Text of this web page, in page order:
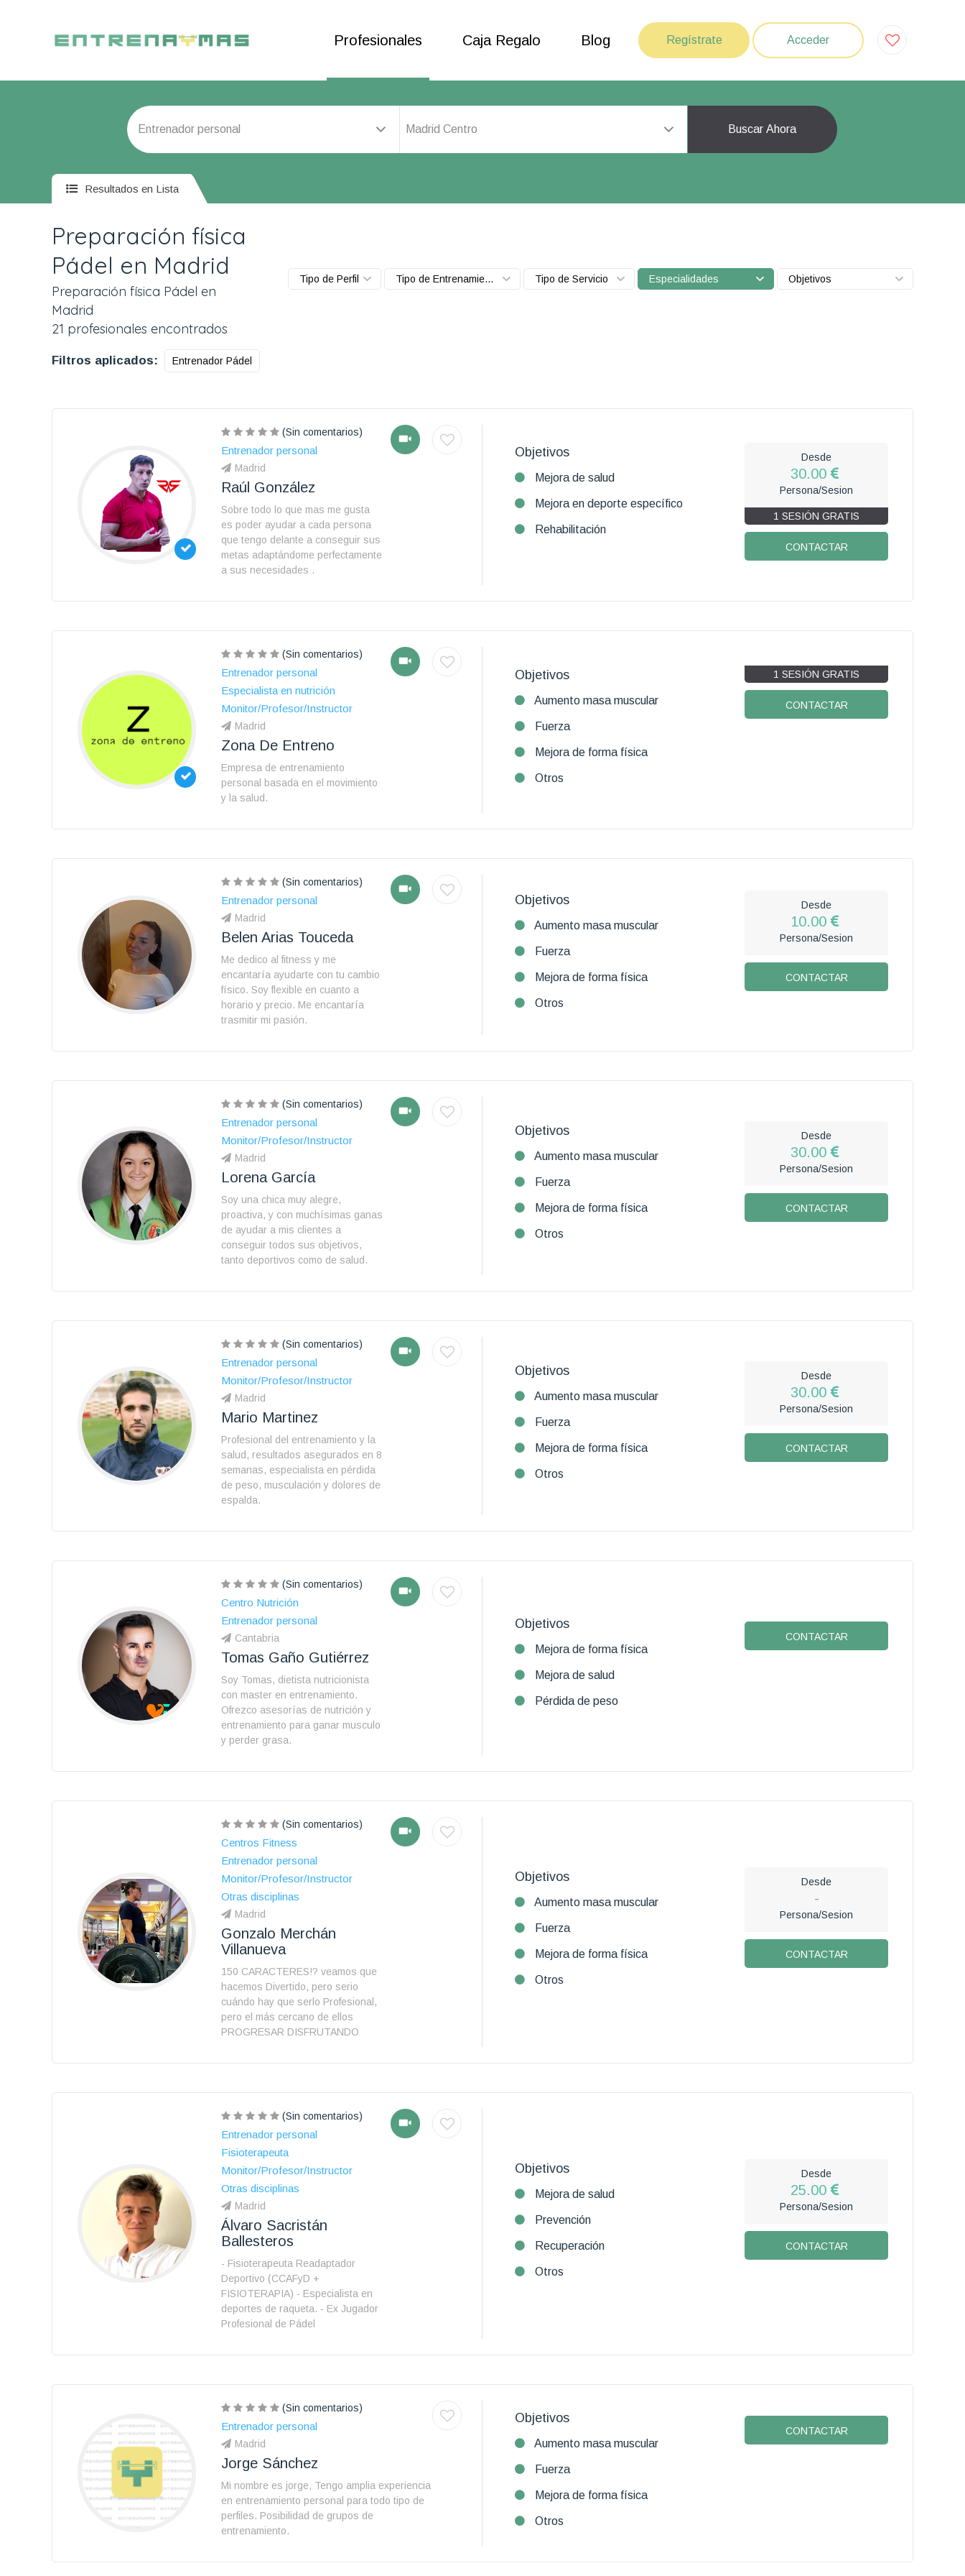
Profesionales Caja Regalo Blog Regístrate Acceder
Madrid Centro Buscar Ahora
Resultados en Lista
Preparación física
Pádel en Madrid
Preparación física Pádel en
Madrid
21 profesionales encontrados
Tipo de Perfil Tipo de Entrenamiento Tipo de Servicio Especialidades Objetivos
Filtros aplicados: Entrenador Pádel
(Sin comentarios)
Entrenador personal
Madrid
Raúl González
Sobre todo lo que mas me gusta
es poder ayudar a cada persona
que tengo delante a conseguir sus
metas adaptándome perfectamente
a sus necesidades .
Objetivos
Mejora de salud
Mejora en deporte específico
Rehabilitación
Desde
30.00
Persona/Sesion
1 SESIÓN GRATIS
CONTACTAR
(Sin comentarios)
Entrenador personal
Especialista en nutrición
Monitor/Profesor/Instructor
Madrid
Zona De Entreno
Empresa de entrenamiento
personal basada en el movimiento
y la salud.
Objetivos
Aumento masa muscular
Fuerza
Mejora de forma física
Otros
1 SESIÓN GRATIS
CONTACTAR
(Sin comentarios)
Entrenador personal
Madrid
Belen Arias Touceda
Me dedico al fitness y me
encantaría ayudarte con tu cambio
físico. Soy flexible en cuanto a
horario y precio. Me encantaría
trasmitir mi pasión.
Objetivos
Aumento masa muscular
Fuerza
Mejora de forma física
Otros
Desde
10.00
Persona/Sesion
CONTACTAR
(Sin comentarios)
Entrenador personal
Monitor/Profesor/Instructor
Madrid
Lorena García
Soy una chica muy alegre,
proactiva, y con muchísimas ganas
de ayudar a mis clientes a
conseguir todos sus objetivos,
tanto deportivos como de salud.
Objetivos
Aumento masa muscular
Fuerza
Mejora de forma física
Otros
Desde
30.00
Persona/Sesion
CONTACTAR
(Sin comentarios)
Entrenador personal
Monitor/Profesor/Instructor
Madrid
Mario Martinez
Profesional del entrenamiento y la
salud, resultados asegurados en 8
semanas, especialista en pérdida
de peso, musculación y dolores de
espalda.
Objetivos
Aumento masa muscular
Fuerza
Mejora de forma física
Otros
Desde
30.00
Persona/Sesion
CONTACTAR
(Sin comentarios)
Centro Nutrición
Entrenador personal
Cantabria
Tomas Gaño Gutiérrez
Soy Tomas, dietista nutricionista
con master en entrenamiento.
Ofrezco asesorías de nutrición y
entrenamiento para ganar musculo
y perder grasa.
Objetivos
Mejora de forma física
Mejora de salud
Pérdida de peso
CONTACTAR
(Sin comentarios)
Centros Fitness
Entrenador personal
Monitor/Profesor/Instructor
Otras disciplinas
Madrid
Gonzalo Merchán
Villanueva
150 CARACTERES!? veamos que
hacemos Divertido, pero serio
cuándo hay que serlo Profesional,
pero el más cercano de ellos
PROGRESAR DISFRUTANDO
Objetivos
Aumento masa muscular
Fuerza
Mejora de forma física
Otros
Desde
-
Persona/Sesion
CONTACTAR
(Sin comentarios)
Entrenador personal
Fisioterapeuta
Monitor/Profesor/Instructor
Otras disciplinas
Madrid
Álvaro Sacristán
Ballesteros
- Fisioterapeuta Readaptador
Deportivo (CCAFyD +
FISIOTERAPIA) - Especialista en
deportes de raqueta. - Ex Jugador
Profesional de Pádel
Objetivos
Mejora de salud
Prevención
Recuperación
Otros
Desde
25.00
Persona/Sesion
CONTACTAR
(Sin comentarios)
Entrenador personal
Madrid
Jorge Sánchez
Mi nombre es jorge, Tengo amplia experiencia
en entrenamiento personal para todo tipo de
perfiles. Posibilidad de grupos de
entrenamiento.
Objetivos
Aumento masa muscular
Fuerza
Mejora de forma física
Otros
CONTACTAR